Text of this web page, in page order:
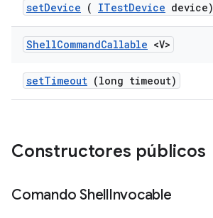
setDevice ( ITestDevice device)
ShellCommandCallable <V>
setTimeout (long timeout)
Constructores públicos
Comando ShellInvocable